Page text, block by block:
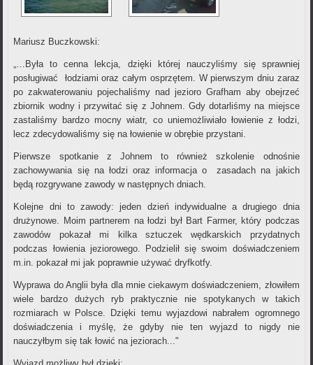
Mariusz Buczkowski:
„…Była to cenna lekcja, dzięki której nauczyliśmy się sprawniej
posługiwać łodziami oraz całym osprzętem. W pierwszym dniu zaraz
po zakwaterowaniu pojechaliśmy nad jezioro Grafham aby obejrzeć
zbiornik wodny i przywitać się z Johnem. Gdy dotarliśmy na miejsce
zastaliśmy bardzo mocny wiatr, co uniemożliwiało łowienie z łodzi,
lecz zdecydowaliśmy się na łowienie w obrębie przystani.
Pierwsze spotkanie z Johnem to również szkolenie odnośnie
zachowywania się na łodzi oraz informacja o zasadach na jakich
będą rozgrywane zawody w następnych dniach.
Kolejne dni to zawody: jeden dzień indywidualne a drugiego dnia
drużynowe. Moim partnerem na łodzi był Bart Farmer, który podczas
zawodów pokazał mi kilka sztuczek wędkarskich przydatnych
podczas łowienia jeziorowego. Podzielił się swoim doświadczeniem
m.in. pokazał mi jak poprawnie używać dryfkotfy.
Wyprawa do Anglii była dla mnie ciekawym doświadczeniem, złowiłem
wiele bardzo dużych ryb praktycznie nie spotykanych w takich
rozmiarach w Polsce. Dzięki temu wyjazdowi nabrałem ogromnego
doświadczenia i myślę, że gdyby nie ten wyjazd to nigdy nie
nauczyłbym się tak łowić na jeziorach..."